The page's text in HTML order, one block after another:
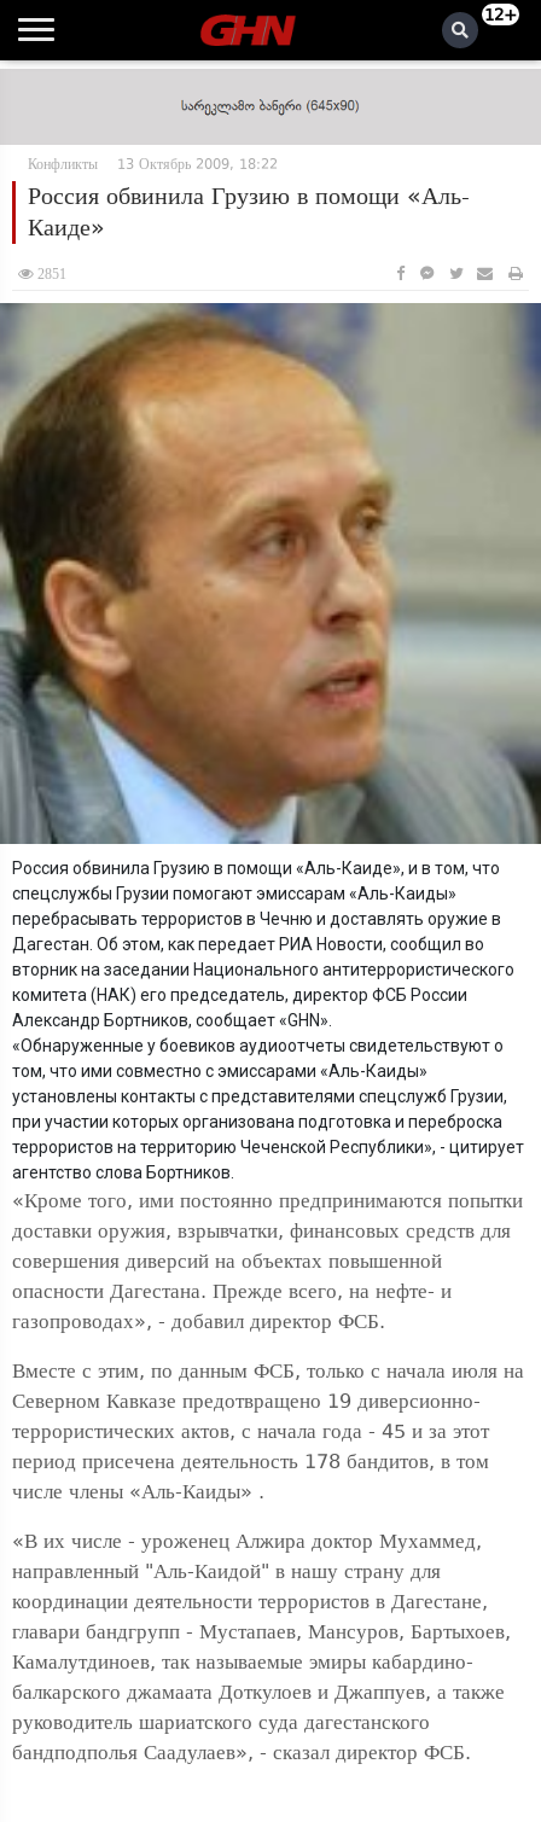
12+
Конфликты 13 Октябрь 2009, 18:22
Россия обвинила Грузию в помощи «Аль-
Каиде»
2851
Россия обвинила Грузию в помощи «Аль-Каиде», и в том, что
спецслужбы Грузии помогают эмиссарам «Аль-Каиды»
перебрасывать террористов в Чечню и доставлять оружие в
Дагестан. Об этом, как передает РИА Новости, сообщил во
вторник на заседании Национального антитеррористического
комитета (НАК) его председатель, директор ФСБ России
Александр Бортников, сообщает «GHN».
«Обнаруженные у боевиков аудиоотчеты свидетельствуют о
том, что ими совместно с эмиссарами «Аль-Каиды»
установлены контакты с представителями спецслужб Грузии,
при участии которых организована подготовка и переброска
террористов на территорию Чеченской Республики», - цитирует
агентство слова Бортников.
«Кроме того, ими постоянно предпринимаются попытки
доставки оружия, взрывчатки, финансовых средств для
совершения диверсий на объектах повышенной
опасности Дагестана. Прежде всего, на нефте- и
газопроводах», - добавил директор ФСБ.
Вместе с этим, по данным ФСБ, только с начала июля на
Северном Кавказе предотвращено 19 диверсионно-
террористических актов, с начала года - 45 и за этот
период присечена деятельность 178 бандитов, в том
числе члены «Аль-Каиды» .
«В их числе - уроженец Алжира доктор Мухаммед,
направленный "Аль-Каидой" в нашу страну для
координации деятельности террористов в Дагестане,
главари бандгрупп - Мустапаев, Мансуров, Бартыхоев,
Камалутдиноев, так называемые эмиры кабардино-
балкарского джамаата Доткулоев и Джаппуев, а также
руководитель шариатского суда дагестанского
бандподполья Саадулаев», - сказал директор ФСБ.